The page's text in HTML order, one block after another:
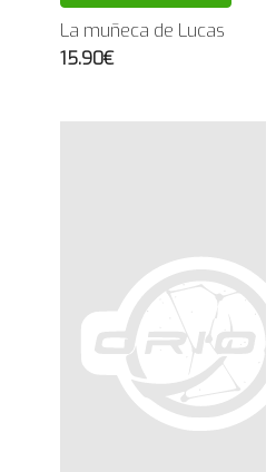
La muñeca de Lucas
15.90€